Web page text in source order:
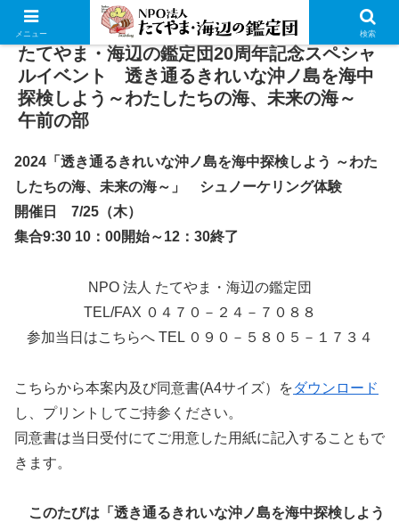
たてやま・海辺の鑑定団20周年記念スペシャ
ルイベント 透き通るきれいな沖ノ島を海中
探検しよう～わたしたちの海、未来の海～
午前の部
2024「透き通るきれいな沖ノ島を海中探検しよう ～わた
したちの海、未来の海～ 」 シュノーケリング体験
開催日 7/25（木）
集合9:30 10：00開始～12：30終了
NPO 法人 たてやま・海辺の鑑定団
TEL/FAX ０４７０－２４－７０８８
参加当日はこちらへ TEL ０９０－５８０５－１７３４
こちらから本案内及び同意書(A4サイズ）をダウンロード
し、プリントしてご持参ください。
同意書は当日受付にてご用意した用紙に記入することもで
きます。
このたびは「 透き通るきれいな沖ノ島を海中探検しよう
メニュー 検索